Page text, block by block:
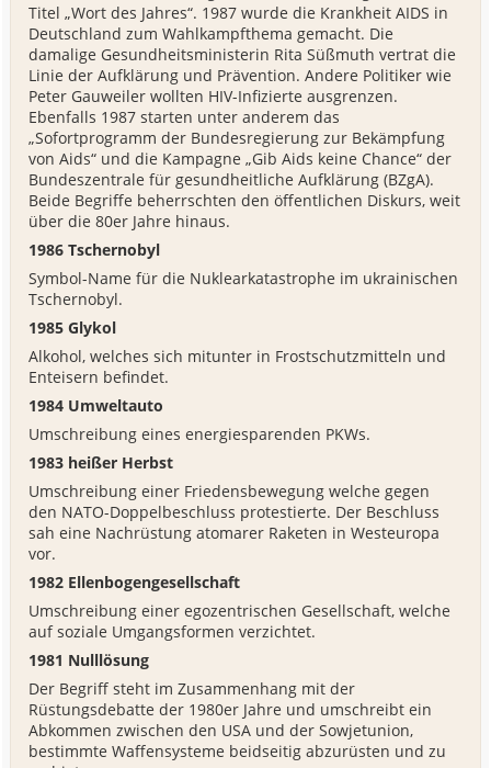
Titel „Wort des Jahres“. 1987 wurde die Krankheit AIDS in
Deutschland zum Wahlkampfthema gemacht. Die
damalige Gesundheitsministerin Rita Süßmuth vertrat die
Linie der Aufklärung und Prävention. Andere Politiker wie
Peter Gauweiler wollten HIV-Infizierte ausgrenzen.
Ebenfalls 1987 starten unter anderem das
„Sofortprogramm der Bundesregierung zur Bekämpfung
von Aids“ und die Kampagne „Gib Aids keine Chance“ der
Bundeszentrale für gesundheitliche Aufklärung (BZgA).
Beide Begriffe beherrschten den öffentlichen Diskurs, weit
über die 80er Jahre hinaus.
1986 Tschernobyl
Symbol-Name für die Nuklearkatastrophe im ukrainischen
Tschernobyl.
1985 Glykol
Alkohol, welches sich mitunter in Frostschutzmitteln und
Enteisern befindet.
1984 Umweltauto
Umschreibung eines energiesparenden PKWs.
1983 heißer Herbst
Umschreibung einer Friedensbewegung welche gegen
den NATO-Doppelbeschluss protestierte. Der Beschluss
sah eine Nachrüstung atomarer Raketen in Westeuropa
vor.
1982 Ellenbogengesellschaft
Umschreibung einer egozentrischen Gesellschaft, welche
auf soziale Umgangsformen verzichtet.
1981 Nulllösung
Der Begriff steht im Zusammenhang mit der
Rüstungsdebatte der 1980er Jahre und umschreibt ein
Abkommen zwischen den USA und der Sowjetunion,
bestimmte Waffensysteme beidseitig abzurüsten und zu